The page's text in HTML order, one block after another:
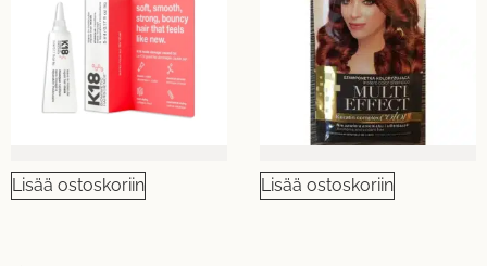
Lisää ostoskoriin Lisää ostoskoriin